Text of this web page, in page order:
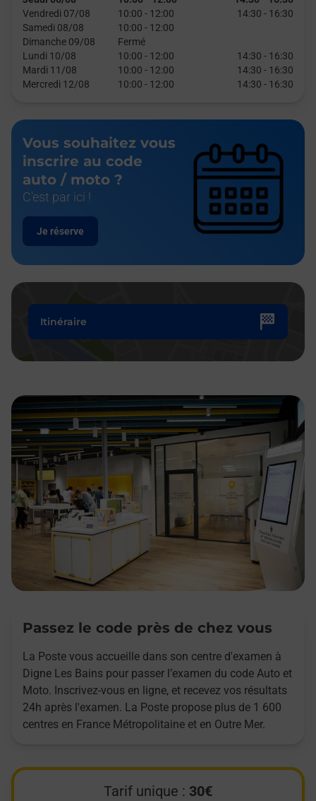
Vendredi 07/08
10:00 - 12:00 14:30 - 16:30
Samedi 08/08
10:00 - 12:00
Dimanche 09/08
Fermé
Lundi 10/08
10:00 - 12:00 14:30 - 16:30
Mardi 11/08
10:00 - 12:00 14:30 - 16:30
Mercredi 12/08
10:00 - 12:00 14:30 - 16:30
Vous souhaitez vous
inscrire au code
auto / moto ?
C'est par ici !
Je réserve
Itinéraire
Passez le code près de chez vous
La Poste vous accueille dans son centre d'examen à
Digne Les Bains pour passer l’examen du code Auto et
Moto. Inscrivez-vous en ligne, et recevez vos résultats
24h après l'examen. La Poste propose plus de 1 600
centres en France Métropolitaine et en Outre Mer.
Tarif unique : 30€